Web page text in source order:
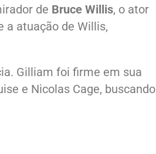
de Bruce Willis, o ator
a atuação de Willis,
Gilliam foi firme em sua
e Nicolas Cage, buscando